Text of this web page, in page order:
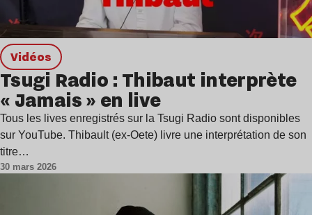
Vidéos
Tsugi Radio : Thibaut interprète
« Jamais » en live
Tous les lives enregistrés sur la Tsugi Radio sont disponibles
sur YouTube. Thibault (ex-Oete) livre une interprétation de son
titre…
30 mars 2026